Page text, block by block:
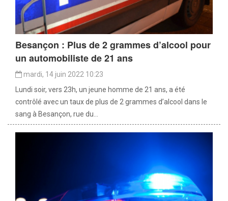
Besançon : Plus de 2 grammes d’alcool pour
un automobiliste de 21 ans
mardi, 14 juin 2022 10:23
Lundi soir, vers 23h, un jeune homme de 21 ans, a été
contrôlé avec un taux de plus de 2 grammes d’alcool dans le
sang à Besançon, rue du...